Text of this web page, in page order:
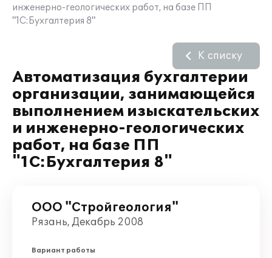
инженерно-геологических работ, на базе ПП
"1С:Бухгалтерия 8"
Автоматизация бухгалтерии
организации, занимающейся
выполнением изыскательских
и инженерно-геологических
работ, на базе ПП
"1С:Бухгалтерия 8"
К списку
ООО "Стройгеология"
Рязань, Декабрь 2008
Вариант работы